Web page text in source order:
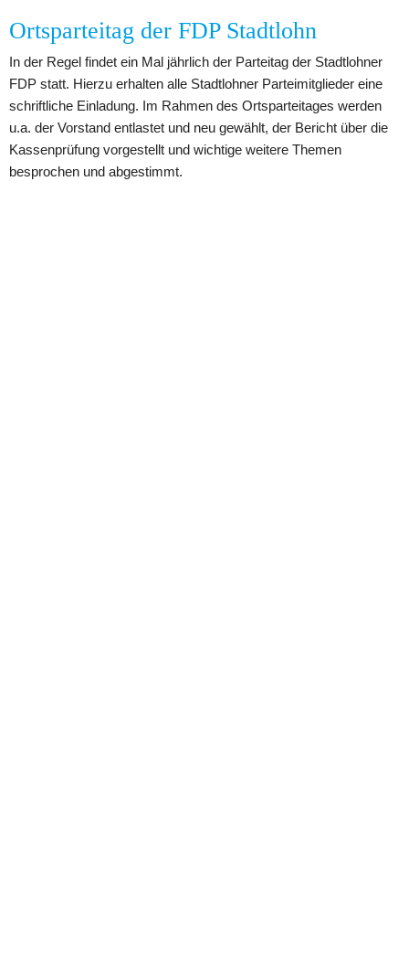
Ortsparteitag der FDP Stadtlohn
In der Regel findet ein Mal jährlich der Parteitag der Stadtlohner
FDP statt. Hierzu erhalten alle Stadtlohner Parteimitglieder eine
schriftliche Einladung. Im Rahmen des Ortsparteitages werden
u.a. der Vorstand entlastet und neu gewählt, der Bericht über die
Kassenprüfung vorgestellt und wichtige weitere Themen
besprochen und abgestimmt.